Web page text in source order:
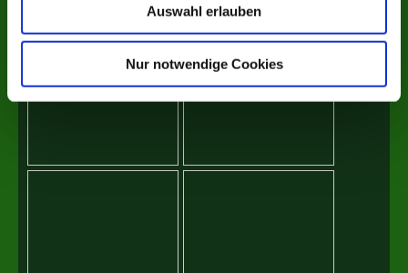
Auswahl erlauben
Nur notwendige Cookies